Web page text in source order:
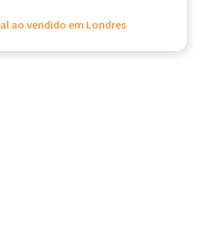
ao vendido em Londres